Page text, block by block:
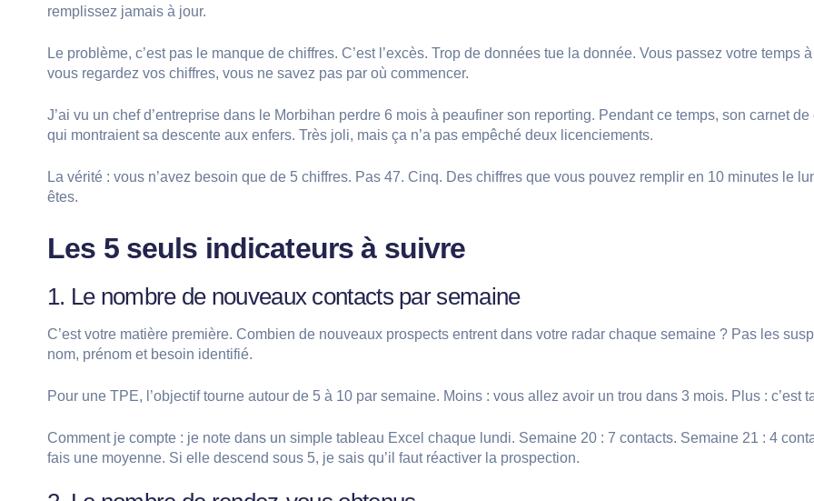
remplissez jamais à jour.
Le problème, c’est pas le manque de chiffres. C’est l’excès. Trop de données tue la donnée. Vous passez votre
vous regardez vos chiffres, vous ne savez pas par où commencer.
J’ai vu un chef d’entreprise dans le Morbihan perdre 6 mois à peaufiner son reporting. Pendant ce temps, son carnet
qui montraient sa descente aux enfers. Très joli, mais ça n’a pas empêché deux licenciements.
La vérité : vous n’avez besoin que de 5 chiffres. Pas 47. Cinq. Des chiffres que vous pouvez remplir en 10 minutes le
êtes.
Les 5 seuls indicateurs à suivre
1. Le nombre de nouveaux contacts par semaine
C’est votre matière première. Combien de nouveaux prospects entrent dans votre radar chaque semaine ? Pas les
nom, prénom et besoin identifié.
Pour une TPE, l’objectif tourne autour de 5 à 10 par semaine. Moins : vous allez avoir un trou dans 3 mois. Plus : c’est
Comment je compte : je note dans un simple tableau Excel chaque lundi. Semaine 20 : 7 contacts. Semaine 21 : 4
fais une moyenne. Si elle descend sous 5, je sais qu’il faut réactiver la prospection.